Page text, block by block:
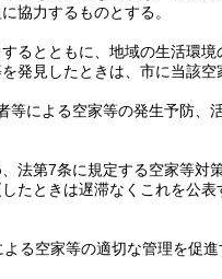
協力するものとする。
るとともに、地域の生活環境
発見したときは、市に当該空
等による空家等の発生予防
法第7条に規定する空家等対
たときは遅滞なくこれを公表
る空家等の適切な管理を促